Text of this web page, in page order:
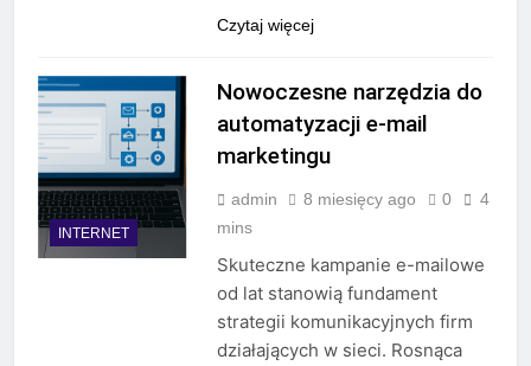
Czytaj więcej
INTERNET
Nowoczesne narzędzia do
automatyzacji e-mail
marketingu
admin 8 miesięcy ago 0
4
mins
Skuteczne kampanie e-mailowe
od lat stanowią fundament
strategii komunikacyjnych firm
działających w sieci. Rosnąca